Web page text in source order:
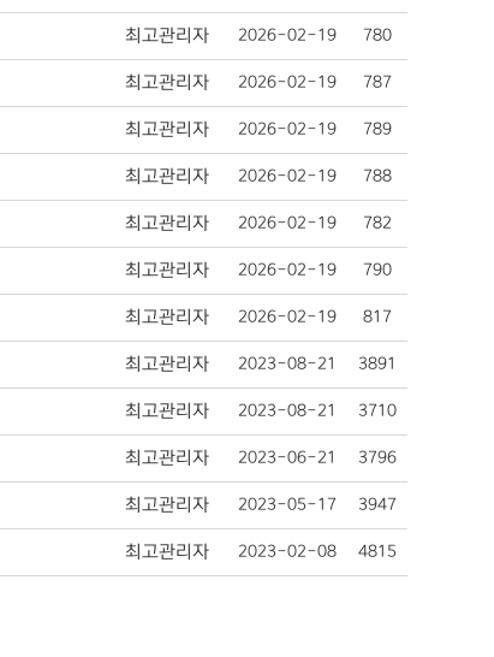
최고관리자 2026-02-19 780
최고관리자 2026-02-19 787
최고관리자 2026-02-19 789
최고관리자 2026-02-19 788
최고관리자 2026-02-19 782
최고관리자 2026-02-19 790
최고관리자 2026-02-19 817
최고관리자 2023-08-21 3891
최고관리자 2023-08-21 3710
최고관리자 2023-06-21 3796
최고관리자 2023-05-17 3947
최고관리자 2023-02-08 4815